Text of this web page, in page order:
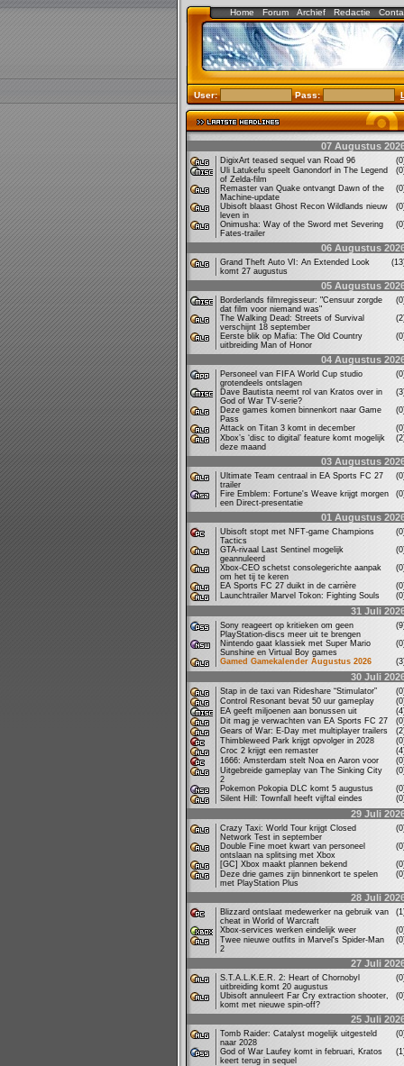
Home Forum Archief Redactie
User: Pass:
07 Augustus
DigixArt teased sequel van Road 96
Uli Latukefu speelt Ganondorf in The Legend
of Zelda-film
Remaster van Quake ontvangt Dawn of the
Machine-update
Ubisoft blaast Ghost Recon Wildlands nieuw
leven in
Onimusha: Way of the Sword met Severing
Fates-trailer
06 Augustus
Grand Theft Auto VI: An Extended Look
komt 27 augustus
05 Augustus
Borderlands filmregisseur: "Censuur zorgde
dat film voor niemand was"
The Walking Dead: Streets of Survival
verschijnt 18 september
Eerste blik op Mafia: The Old Country
uitbreiding Man of Honor
04 Augustus
Personeel van FIFA World Cup studio
grotendeels ontslagen
Dave Bautista neemt rol van Kratos over in
God of War TV-serie?
Deze games komen binnenkort naar Game
Pass
Attack on Titan 3 komt in december
Xbox’s ‘disc to digital’ feature komt mogelijk
deze maand
03 Augustus
Ultimate Team centraal in EA Sports FC 27
trailer
Fire Emblem: Fortune's Weave krijgt morgen
een Direct-presentatie
01 Augustus
Ubisoft stopt met NFT-game Champions
Tactics
GTA-rivaal Last Sentinel mogelijk
geannuleerd
Xbox-CEO schetst consolegerichte aanpak
om het tij te keren
EA Sports FC 27 duikt in de carrière
Launchtrailer Marvel Tokon: Fighting Souls
31 Juli
Sony reageert op kritieken om geen
PlayStation-discs meer uit te brengen
Nintendo gaat klassiek met Super Mario
Sunshine en Virtual Boy games
Gamed Gamekalender Augustus 2026
30 Juli
Stap in de taxi van Rideshare “Stimulator”
Control Resonant bevat 50 uur gameplay
EA geeft miljoenen aan bonussen uit
Dit mag je verwachten van EA Sports FC 27
Gears of War: E-Day met multiplayer trailers
Thimbleweed Park krijgt opvolger in 2028
Croc 2 krijgt een remaster
1666: Amsterdam stelt Noa en Aaron voor
Uitgebreide gameplay van The Sinking City
2
Pokemon Pokopia DLC komt 5 augustus
Silent Hill: Townfall heeft vijftal eindes
29 Juli
Crazy Taxi: World Tour krijgt Closed
Network Test in september
Double Fine moet kwart van personeel
ontslaan na splitsing met Xbox
[GC] Xbox maakt plannen bekend
Deze drie games zijn binnenkort te spelen
met PlayStation Plus
28 Juli
Blizzard ontslaat medewerker na gebruik van
cheat in World of Warcraft
Xbox-services werken eindelijk weer
Twee nieuwe outfits in Marvel's Spider-Man
2
27 Juli
S.T.A.L.K.E.R. 2: Heart of Chornobyl
uitbreiding komt 20 augustus
Ubisoft annuleert Far Cry extraction shooter,
komt met nieuwe spin-off?
25 Juli
Tomb Raider: Catalyst mogelijk uitgesteld
naar 2028
God of War Laufey komt in februari, Kratos
keert terug in sequel